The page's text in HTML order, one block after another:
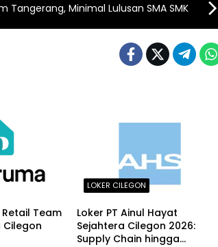
Tangerang, Minimal Lulusan SMA SMK
Team
Cilegon
LOKER CILEGON
Loker PT Ainul Hayat
Sejahtera Cilegon 2026:
Supply Chain hingga